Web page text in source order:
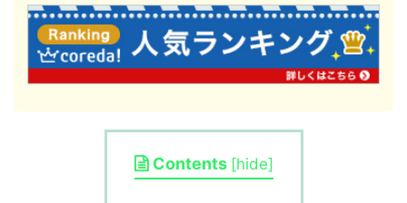
Contents [hide]